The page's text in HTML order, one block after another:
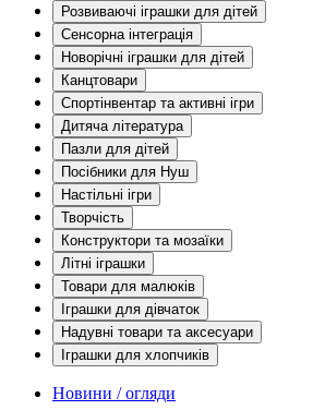
Розвиваючі іграшки для дітей
Сенсорна інтеграція
Новорічні іграшки для дітей
Канцтовари
Спортінвентар та активні ігри
Дитяча література
Пазли для дітей
Посібники для Нуш
Настільні ігри
Творчість
Конструктори та мозаїки
Літні іграшки
Товари для малюків
Іграшки для дівчаток
Надувні товари та аксесуари
Іграшки для хлопчиків
Новини / огляди